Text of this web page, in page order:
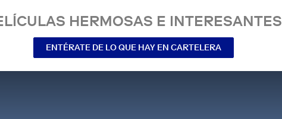
HERMOSAS E INTERESANTES
ENTÉRATE DE LO QUE HAY EN CARTELERA